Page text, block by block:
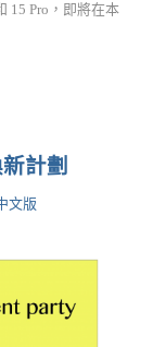
15 Pro，即將在本
計劃
文版